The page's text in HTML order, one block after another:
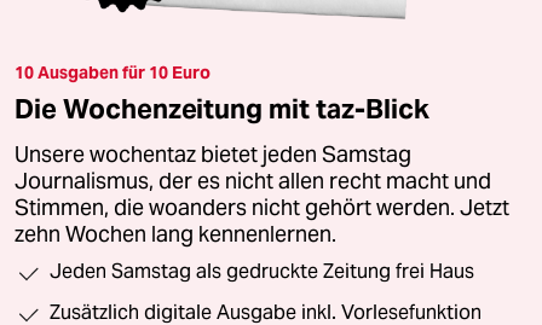
10 Ausgaben für 10 Euro
Die Wochenzeitung mit taz-Blick
Unsere wochentaz bietet jeden Samstag
Journalismus, der es nicht allen recht macht und
Stimmen, die woanders nicht gehört werden. Jetzt
zehn Wochen lang kennenlernen.
Jeden Samstag als gedruckte Zeitung frei Haus
Zusätzlich digitale Ausgabe inkl. Vorlesefunktion